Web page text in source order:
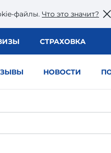
файлы. Что это значит?
СТРАХОВКА
НОВОСТИ